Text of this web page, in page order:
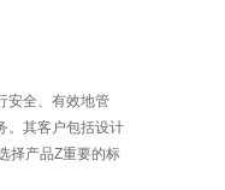
安全、有效地管
。其客户包括设计
择产品Z重要的标